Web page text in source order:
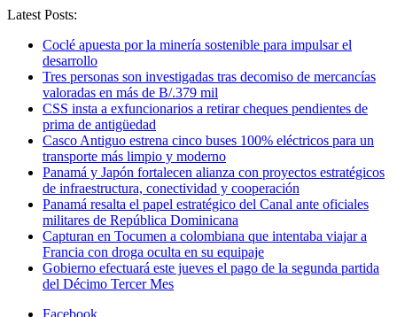
Latest Posts:
Coclé apuesta por la minería sostenible para impulsar el
desarrollo
Tres personas son investigadas tras decomiso de mercancías
valoradas en más de B/.379 mil
CSS insta a exfuncionarios a retirar cheques pendientes de
prima de antigüedad
Casco Antiguo estrena cinco buses 100% eléctricos para un
transporte más limpio y moderno
Panamá y Japón fortalecen alianza con proyectos estratégicos
de infraestructura, conectividad y cooperación
Panamá resalta el papel estratégico del Canal ante oficiales
militares de República Dominicana
Capturan en Tocumen a colombiana que intentaba viajar a
Francia con droga oculta en su equipaje
Gobierno efectuará este jueves el pago de la segunda partida
del Décimo Tercer Mes
Facebook